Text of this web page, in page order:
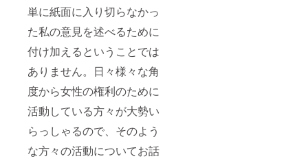
単に紙面に入り切らなかっ
た私の意見を述べるために
付け加えるということでは
ありません。日々様々な角
度から女性の権利のために
活動している方々が大勢い
らっしゃるので、そのよう
な方々の活動についてお話